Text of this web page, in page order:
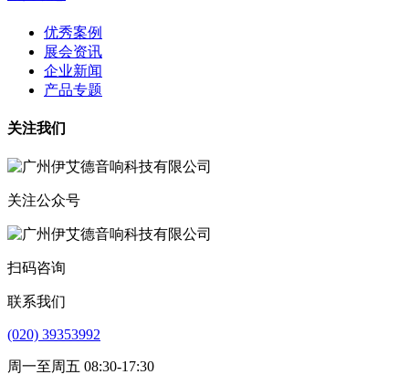
优秀案例
展会资讯
企业新闻
产品专题
关注我们
关注公众号
扫码咨询
联系我们
(020) 39353992
周一至周五 08:30-17:30